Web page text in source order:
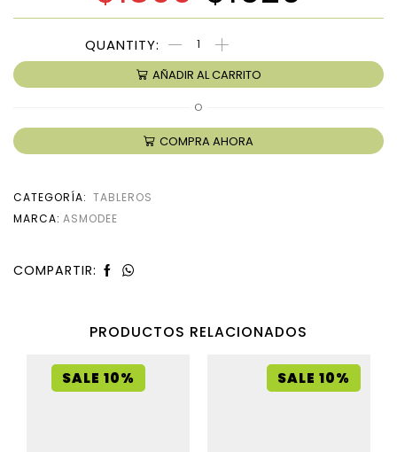
AÑADIR AL CARRITO
O
COMPRA AHORA
CATEGORÍA: TABLEROS
MARCA: ASMODEE
COMPARTIR:
PRODUCTOS RELACIONADOS
SALE 10% SALE 10%